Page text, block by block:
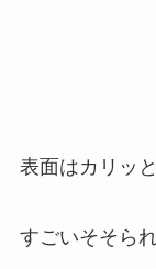
表面はカリッ
すごいそそら